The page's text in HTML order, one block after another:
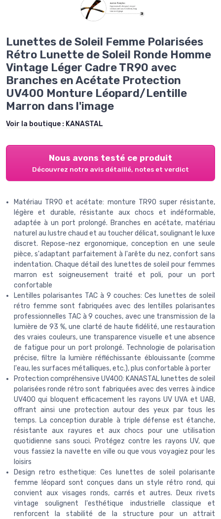
Lunettes de Soleil Femme Polarisées
Rétro Lunette de Soleil Ronde Homme
Vintage Léger Cadre TR90 avec
Branches en Acétate Protection
UV400 Monture Léopard/Lentille
Marron dans l'image
Voir la boutique : KANASTAL
Nous avons testé ce produit
Découvrez notre avis détaillé, notes et verdict
Matériau TR90 et acétate: monture TR90 super résistante,
légère et durable, résistante aux chocs et indéformable,
adaptée à un port prolongé. Branches en acétate, matériau
naturel au lustre chaud et au toucher délicat, soulignant le luxe
discret. Repose-nez ergonomique, conception en une seule
pièce, s'adaptant parfaitement à l'arête du nez, confort sans
indentation. Chaque détail des lunettes de soleil pour femmes
marron est soigneusement traité et poli, pour un port
confortable
Lentilles polarisantes TAC à 9 couches: Ces lunettes de soleil
rétro femme sont fabriquées avec des lentilles polarisantes
professionnelles TAC à 9 couches, avec une transmission de la
lumière de 93 %, une clarté de haute fidélité, une restauration
des vraies couleurs, une transparence visuelle et une absence
de fatigue pour un port prolongé. Technologie de polarisation
précise, filtre la lumière réfléchissante éblouissante (comme
l'eau, les surfaces métalliques, etc.), plus confortable à porter
Protection compréhensive UV400: KANASTAL lunettes de soleil
polarisées ronde rétro sont fabriquées avec des verres à indice
UV400 qui bloquent efficacement les rayons UV UVA et UAB,
offrant ainsi une protection autour des yeux par tous les
temps. La conception durable à triple défense est étanche,
résistante aux rayures et aux chocs pour une utilisation
quotidienne sans souci. Protégez contre les rayons UV, que
vous fassiez la navette en ville ou que vous voyagiez pour les
loisirs
Design retro esthetique: Ces lunettes de soleil polarisante
femme léopard sont conçues dans un style rétro rond, qui
convient aux visages ronds, carrés et autres. Deux rivets
vintage soulignent l'esthétique industrielle classique et
renforcent la stabilité de la structure pour un attrait